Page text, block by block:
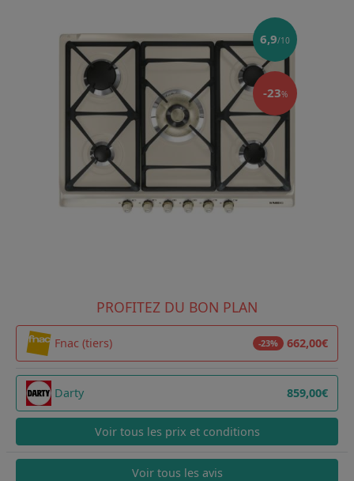
6,9/10
-23%
PROFITEZ DU BON PLAN
Fnac (tiers) -23% 662,00€
Darty 859,00€
Voir tous les prix et conditions
Voir tous les avis